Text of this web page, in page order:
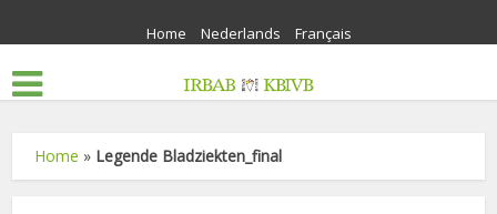
Home Nederlands Français
Home » Legende Bladziekten_final